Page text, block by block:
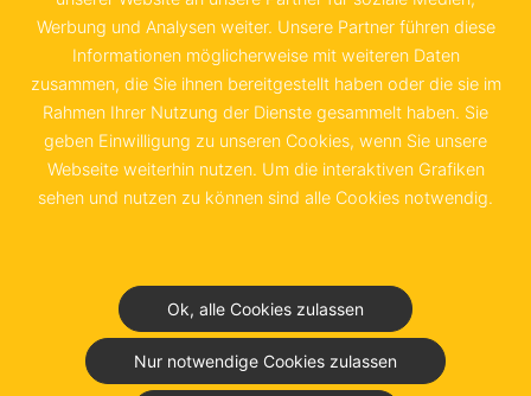
+49 40 655 874 0
info@schwedenkammer.de
Kontakt Impressum
Nutzungsbedingungen
Junior Chamber Club
Werbung und Analysen weiter. Unsere Partner führen diese
Informationen möglicherweise mit weiteren Daten
zusammen, die Sie ihnen bereitgestellt haben oder die sie im
Rahmen Ihrer Nutzung der Dienste gesammelt haben. Sie
geben Einwilligung zu unseren Cookies, wenn Sie unsere
Webseite weiterhin nutzen. Um die interaktiven Grafiken
sehen und nutzen zu können sind alle Cookies notwendig.
Ok, alle Cookies zulassen
Nur notwendige Cookies zulassen